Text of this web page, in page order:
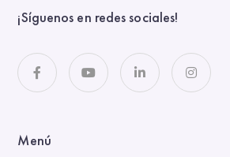
¡Síguenos en redes sociales!
Menú